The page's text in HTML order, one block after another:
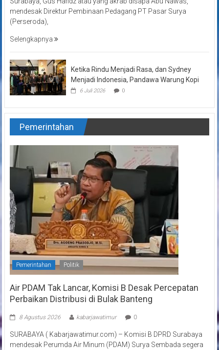
mendesak Direktur Pembinaan Pedagang PT Pasar Surya
(Perseroda),
Selengkapnya
Ketika Rindu Menjadi Rasa, dan Sydney
Menjadi Indonesia, Pandawa Warung Kopi
6 Juli 2026 0
Pemerintahan
Pemerintahan Politik
Air PDAM Tak Lancar, Komisi B Desak Percepatan
Perbaikan Distribusi di Bulak Banteng
8 Agustus 2026 kabarjawatimur 0
SURABAYA ( Kabarjawatimur.com) – Komisi B DPRD Surabaya
mendesak Perumda Air Minum (PDAM) Surya Sembada segera